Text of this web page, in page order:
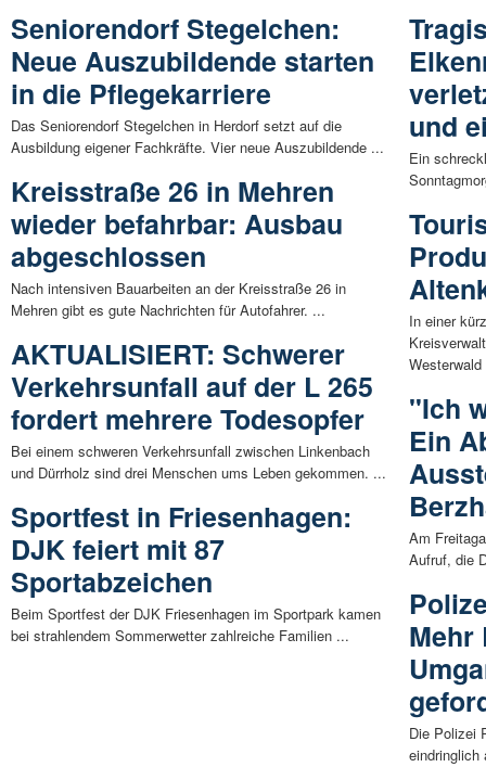
Seniorendorf Stegelchen:
Neue Auszubildende starten
in die Pflegekarriere
Das Seniorendorf Stegelchen in Herdorf setzt auf die
Ausbildung eigener Fachkräfte. Vier neue Auszubildende ...
Kreisstraße 26 in Mehren
wieder befahrbar: Ausbau
abgeschlossen
Nach intensiven Bauarbeiten an der Kreisstraße 26 in
Mehren gibt es gute Nachrichten für Autofahrer. ...
AKTUALISIERT: Schwerer
Verkehrsunfall auf der L 265
fordert mehrere Todesopfer
Bei einem schweren Verkehrsunfall zwischen Linkenbach
und Dürrholz sind drei Menschen ums Leben gekommen. ...
Sportfest in Friesenhagen:
DJK feiert mit 87
Sportabzeichen
Beim Sportfest der DJK Friesenhagen im Sportpark kamen
bei strahlendem Sommerwetter zahlreiche Familien ...
und
Ein
In einer
"Ich
Ein
Am
Aufruf, die
Mehr
Die Polizei
eindringlich